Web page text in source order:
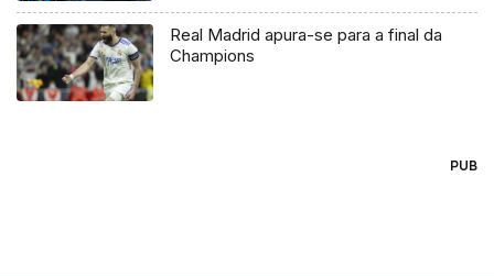
Real Madrid apura-se para a final da
Champions
PUB